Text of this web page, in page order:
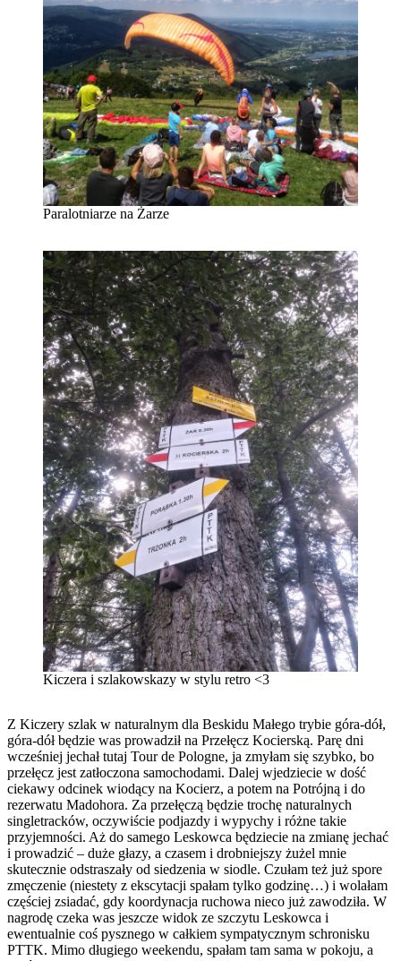
Paralotniarze na Żarze
Kiczera i szlakowskazy w stylu retro <3
Z Kiczery szlak w naturalnym dla Beskidu Małego trybie góra-dół,
góra-dół będzie was prowadził na Przełęcz Kocierską. Parę dni
wcześniej jechał tutaj Tour de Pologne, ja zmyłam się szybko, bo
przełęcz jest zatłoczona samochodami. Dalej wjedziecie w dość
ciekawy odcinek wiodący na Kocierz, a potem na Potrójną i do
rezerwatu Madohora. Za przełęczą będzie trochę naturalnych
singletracków, oczywiście podjazdy i wypychy i różne takie
przyjemności. Aż do samego Leskowca będziecie na zmianę jechać
i prowadzić – duże głazy, a czasem i drobniejszy żużel mnie
skutecznie odstraszały od siedzenia w siodle. Czułam też już spore
zmęczenie (niestety z ekscytacji spałam tylko godzinę…) i wolałam
częściej zsiadać, gdy koordynacja ruchowa nieco już zawodziła. W
nagrodę czeka was jeszcze widok ze szczytu Leskowca i
ewentualnie coś pysznego w całkiem sympatycznym schronisku
PTTK. Mimo długiego weekendu, spałam tam sama w pokoju, a